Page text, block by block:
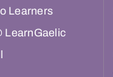
Learners
LearnGaelic